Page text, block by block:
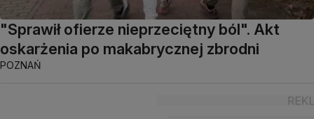
"Sprawił ofierze nieprzeciętny ból". Akt
oskarżenia po makabrycznej zbrodni
POZNAŃ